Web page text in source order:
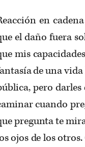
en
el daño fuera
mis
de una
pero
cuando
pregunta te
ojos de los